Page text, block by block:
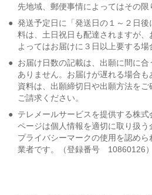
先地域、郵便事情によってはその限
● 発送予定日に「発送日の１～２日
料は、土日祝日も配達されますが
よってはお届けに３日以上要する場
● お届け日数の記載は、出願に間に
ありません。お届けが遅れる場合
資料は、出願締切日や出願方法を
ご請求ください。
● テレメールサービスを提供する株式
ページは個人情報を適切に取り扱う
プライバシーマークの使用を認めら
業者です。（登録番号 10860126）